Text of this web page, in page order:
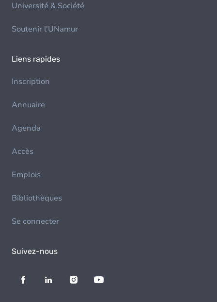
Université & Société
Soutenir l'UNamur
Liens rapides
Inscription
Annuaire
Agenda
Accès
Emplois
Bibliothèques
Se connecter
Suivez-nous